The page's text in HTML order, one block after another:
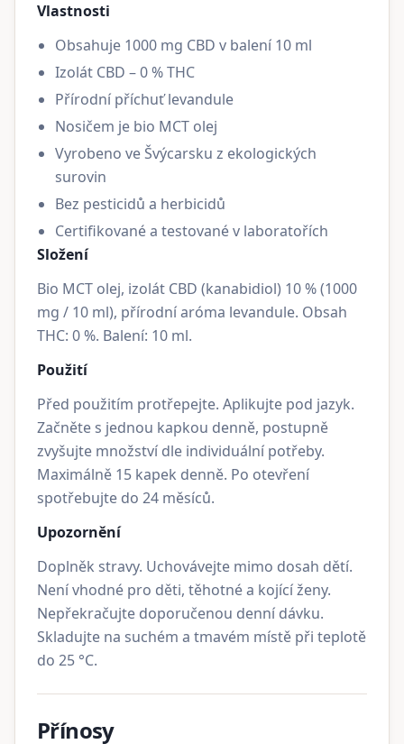
Vlastnosti
Obsahuje 1000 mg CBD v balení 10 ml
Izolát CBD – 0 % THC
Přírodní příchuť levandule
Nosičem je bio MCT olej
Vyrobeno ve Švýcarsku z ekologických
surovin
Bez pesticidů a herbicidů
Certifikované a testované v laboratořích
Složení
Bio MCT olej, izolát CBD (kanabidiol) 10 % (1000
mg / 10 ml), přírodní aróma levandule. Obsah
THC: 0 %. Balení: 10 ml.
Použití
Před použitím protřepejte. Aplikujte pod jazyk.
Začněte s jednou kapkou denně, postupně
zvyšujte množství dle individuální potřeby.
Maximálně 15 kapek denně. Po otevření
spotřebujte do 24 měsíců.
Upozornění
Doplněk stravy. Uchovávejte mimo dosah dětí.
Není vhodné pro děti, těhotné a kojící ženy.
Nepřekračujte doporučenou denní dávku.
Skladujte na suchém a tmavém místě při teplotě
do 25 °C.
Přínosy